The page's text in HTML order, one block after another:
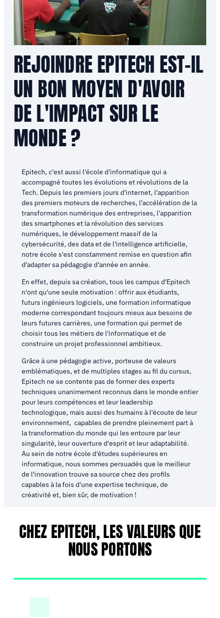
REJOINDRE EPITECH EST-IL
UN BON MOYEN D'AVOIR
DE L'IMPACT SUR LE
MONDE ?
Epitech, c'est aussi l'école d'informatique qui a
accompagné toutes les évolutions et révolutions de la
Tech. Depuis les premiers jours d'internet, l'apparition
des premiers moteurs de recherches, l'accélération de la
transformation numérique des entreprises, l'apparition
des smartphones et la révolution des services
numériques, le développement massif de la
cybersécurité, des data et de l'intelligence artificielle,
notre école s'est constamment remise en question afin
d'adapter sa pédagogie d'année en année.
En effet, depuis sa création, tous les campus d'Epitech
n'ont qu'une seule motivation : offrir aux étudiants,
futurs ingénieurs logiciels, une formation informatique
moderne correspondant toujours mieux aux besoins de
leurs futures carrières, une formation qui permet de
choisir tous les métiers de l'informatique et de
construire un projet professionnel ambitieux.
Grâce à une pédagogie active, porteuse de valeurs
emblématiques, et de multiples stages au fil du cursus,
Epitech ne se contente pas de former des experts
techniques unanimement reconnus dans le monde entier
pour leurs compétences et leur leadership
technologique, mais aussi des humains à l'écoute de leur
environnement, capables de prendre pleinement part à
la transformation du monde qui les entoure par leur
singularité, leur ouverture d'esprit et leur adaptabilité.
Au sein de notre école d'études supérieures en
informatique, nous sommes persuadés que le meilleur
de l'innovation trouve sa source chez des profils
capables à la fois d'une expertise technique, de
créativité et, bien sûr, de motivation !
CHEZ EPITECH, LES VALEURS QUE
NOUS PORTONS